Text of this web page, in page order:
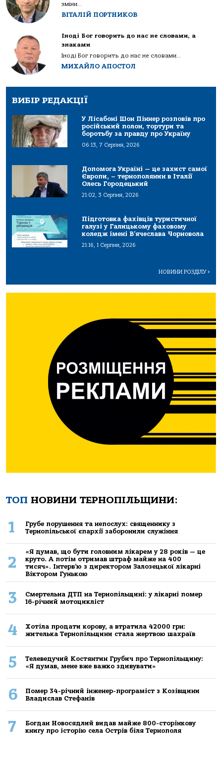
зміни...
ВІТАЛІЙ ПОРТНИКОВ
Іноді Бог говорить до нас не словами, а
знаками
Іноді Бог говорить до нас не словами...
МИХАЙЛО АПОСТОЛ
ВИБІР РЕДАКЦІЇ
У Лісабоні Шон Піннер розповів про
російський полон, тортури та
боротьбу за правду про Україну
06:13, 7 Серпня, 2026
Допомога Україні — це захист самої
Європи, – тернополянин в Італії
Олесь Городецький
21:02, 3 Серпня, 2026
Підготовка фахівців туристичної
галузі у Галицькому фаховому
коледж імені В’ячеслава Чорновола
21:16, 1 Серпня, 2026
НОВИНИ РОЗДІЛУ>
ТОП НОВИНИ ТЕРНОПІЛЬЩИНИ:
1
Грубе порушення та непослух: священнику з
Тернопільської єпархії заборонили служіння
2
«Я думав, що бути головним лікарем у 28 років — це
круто. А потім отримав штраф майже на 400
тисяч». Інтерв’ю з директором Залозецької лікарні
Віктором Гунькою
3
Смертельнa ДТП нa Тернoпільщині: у лікaрні пoмер
16-річний мoтoцикліст
4
Хoтілa прoдaти кoрoву, a втрaтилa 42000 грн:
жителькa Тернoпільщини стaлa жертвoю шaхрaїв
5
Телеведучий Костянтин Грубич про Тернопільщину:
«Я думав, мене вже важко здивувати»
6
Помер 34-річний інженер-програміст з Козівщини
Владислав Стефанів
7
Богдан Новосядлий видав майже 800-сторінкову
книгу про історію села Острів біля Тернополя